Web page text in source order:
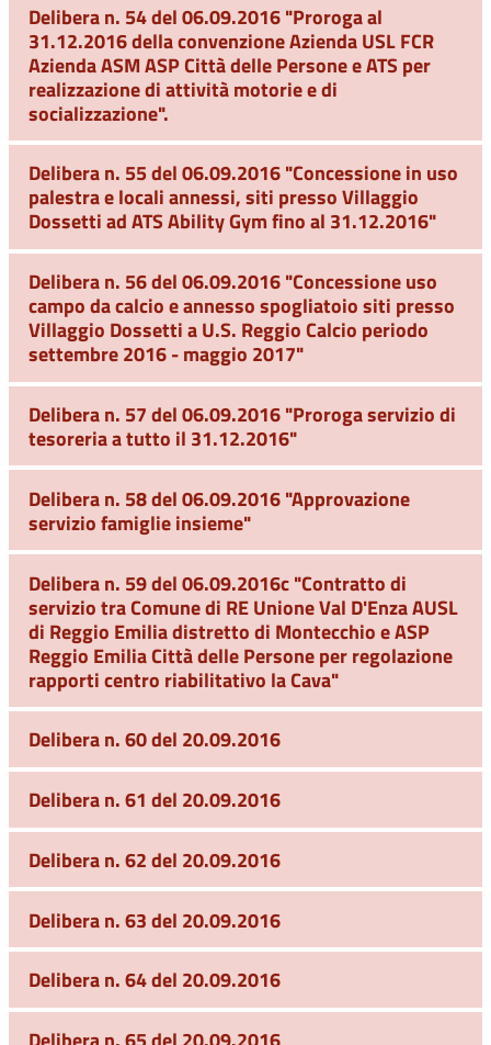
Delibera n. 54 del 06.09.2016 "Proroga al
31.12.2016 della convenzione Azienda USL FCR
Azienda ASM ASP Città delle Persone e ATS per
realizzazione di attività motorie e di
socializzazione".
Delibera n. 55 del 06.09.2016 "Concessione in uso
palestra e locali annessi, siti presso Villaggio
Dossetti ad ATS Ability Gym fino al 31.12.2016"
Delibera n. 56 del 06.09.2016 "Concessione uso
campo da calcio e annesso spogliatoio siti presso
Villaggio Dossetti a U.S. Reggio Calcio periodo
settembre 2016 - maggio 2017"
Delibera n. 57 del 06.09.2016 "Proroga servizio di
tesoreria a tutto il 31.12.2016"
Delibera n. 58 del 06.09.2016 "Approvazione
servizio famiglie insieme"
Delibera n. 59 del 06.09.2016c "Contratto di
servizio tra Comune di RE Unione Val D'Enza AUSL
di Reggio Emilia distretto di Montecchio e ASP
Reggio Emilia Città delle Persone per regolazione
rapporti centro riabilitativo la Cava"
Delibera n. 60 del 20.09.2016
Delibera n. 61 del 20.09.2016
Delibera n. 62 del 20.09.2016
Delibera n. 63 del 20.09.2016
Delibera n. 64 del 20.09.2016